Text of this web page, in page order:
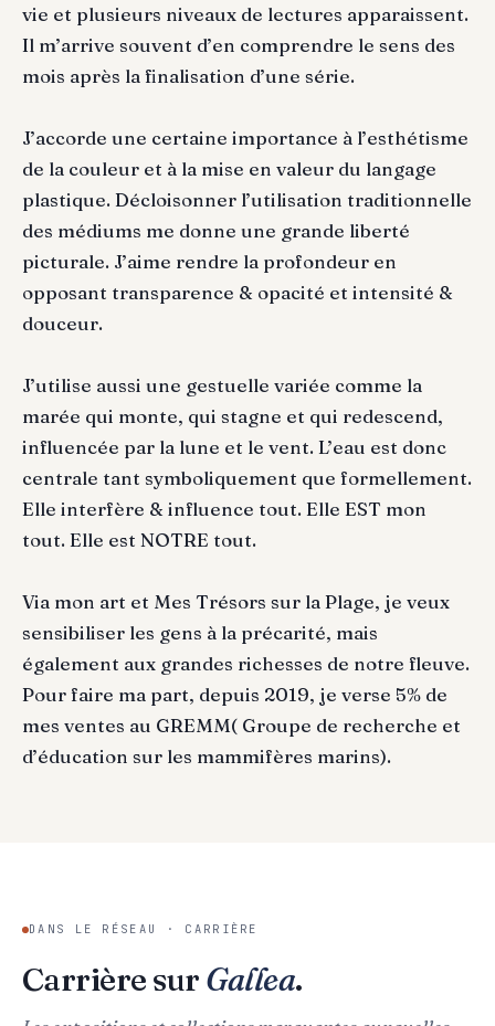
vie et plusieurs niveaux de lectures apparaissent.
Il m’arrive souvent d’en comprendre le sens des
mois après la finalisation d’une série.
J’accorde une certaine importance à l’esthétisme
de la couleur et à la mise en valeur du langage
plastique. Décloisonner l’utilisation traditionnelle
des médiums me donne une grande liberté
picturale. J’aime rendre la profondeur en
opposant transparence & opacité et intensité &
douceur.
J’utilise aussi une gestuelle variée comme la
marée qui monte, qui stagne et qui redescend,
influencée par la lune et le vent. L’eau est donc
centrale tant symboliquement que formellement.
Elle interfère & influence tout. Elle EST mon
tout. Elle est NOTRE tout.
Via mon art et Mes Trésors sur la Plage, je veux
sensibiliser les gens à la précarité, mais
également aux grandes richesses de notre fleuve.
Pour faire ma part, depuis 2019, je verse 5% de
mes ventes au GREMM( Groupe de recherche et
d’éducation sur les mammifères marins).
DANS LE RÉSEAU · CARRIÈRE
Carrière sur Gallea.